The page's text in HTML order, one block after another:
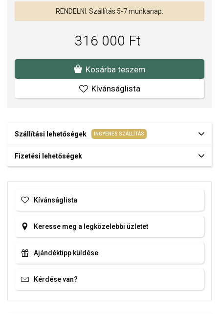
RENDELNI. Szállítás 5-7 munkanap.
316 000 Ft
Kosárba teszem
Kívánságlista
Szállítási lehetőségek INGYENES SZÁLLÍTÁS
Fizetési lehetőségek
Kívánságlista
Keresse meg a legközelebbi üzletet
Ajándéktipp küldése
Kérdése van?